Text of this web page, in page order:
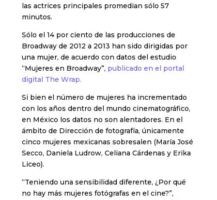
las actrices principales promedian sólo 57
minutos.
Sólo el 14 por ciento de las producciones de
Broadway de 2012 a 2013 han sido dirigidas por
una mujer, de acuerdo con datos del estudio
“Mujeres en Broadway”, publicado en el portal
digital The Wrap.
Si bien el número de mujeres ha incrementado
con los años dentro del mundo cinematográfico,
en México los datos no son alentadores. En el
ámbito de Dirección de fotografía, únicamente
cinco mujeres mexicanas sobresalen (María José
Secco, Daniela Ludrow, Celiana Cárdenas y Erika
Liceo).
“Teniendo una sensibilidad diferente, ¿Por qué
no hay más mujeres fotógrafas en el cine?”,